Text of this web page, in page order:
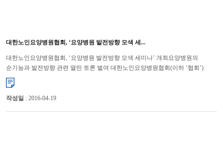
대한노인요양병원협회, ‘요양병원 발전방향 모색 세...
대한노인요양병원협회, ‘요양병원 발전방향 모색 세미나’ 개최요양병원의
순기능과 발전방향 관련 열띤 토론 벌여 대한노인요양병원협회(이하 ‘협회’)
는 3월 14일~15일(1박2일)에 농협공제복지연수원에서...
작성일 : 2016-04-19